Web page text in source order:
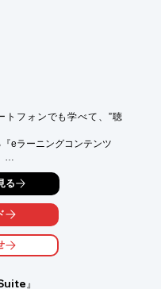
トフォンでも学べて、”聴
eラーニングコンテンツ
）から動画研修を利用で
が可能。
ンス、オリジナル制作（動
る
』